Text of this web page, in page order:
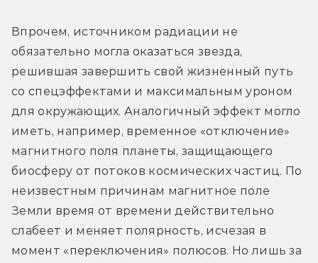
Впрочем, источником радиации не
обязательно могла оказаться звезда,
решившая завершить свой жизненный путь
со спецэффектами и максимальным уроном
для окружающих. Аналогичный эффект могло
иметь, например, временное «отключение»
магнитного поля планеты, защищающего
биосферу от потоков космических частиц. По
неизвестным причинам магнитное поле
Земли время от времени действительно
слабеет и меняет полярность, исчезая в
момент «переключения» полюсов. Но лишь за